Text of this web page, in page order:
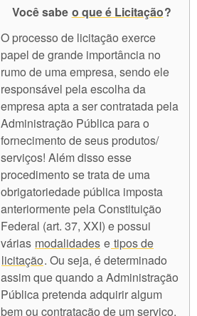
Você sabe o que é Licitação?
O processo de licitação exerce
papel de grande importância no
rumo de uma empresa, sendo ele
responsável pela escolha da
empresa apta a ser contratada pela
Administração Pública para o
fornecimento de seus produtos/
serviços! Além disso esse
procedimento se trata de uma
obrigatoriedade pública imposta
anteriormente pela Constituição
Federal (art. 37, XXI) e possui
várias modalidades e tipos de
licitação. Ou seja, é determinado
assim que quando a Administração
Pública pretenda adquirir algum
bem ou contratação de um serviço,